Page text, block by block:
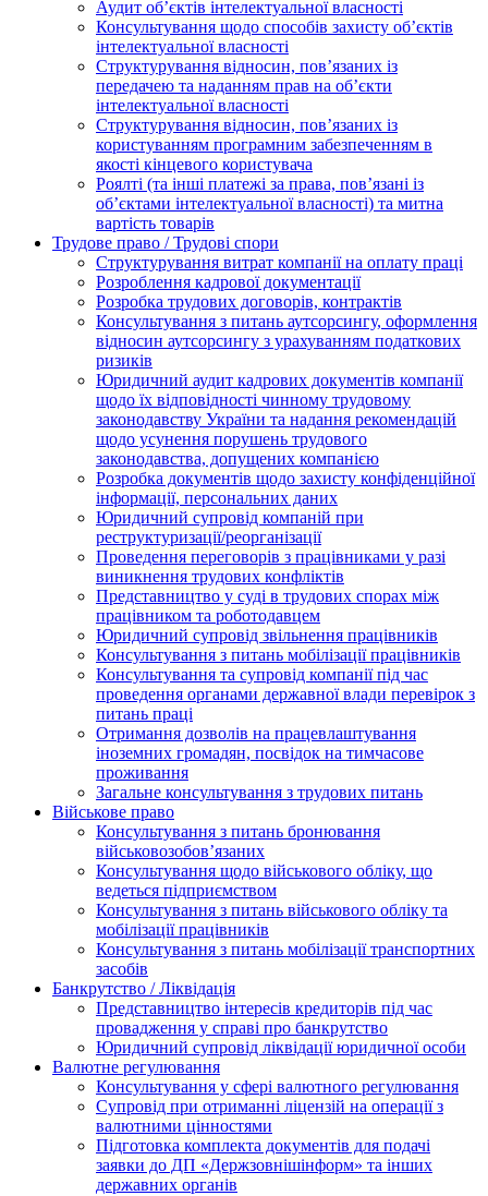
Аудит об’єктів інтелектуальної власності
Консультування щодо способів захисту об’єктів
інтелектуальної власності
Структурування відносин, пов’язаних із
передачею та наданням прав на об’єкти
інтелектуальної власності
Структурування відносин, пов’язаних із
користуванням програмним забезпеченням в
якості кінцевого користувача
Роялті (та інші платежі за права, пов’язані із
об’єктами інтелектуальної власності) та митна
вартість товарів
Трудове право / Трудові спори
Cтруктурування витрат компанії на оплату праці
Розроблення кадрової документації
Розробка трудових договорів, контрактів
Консультування з питань аутсорсингу, оформлення
відносин аутсорсингу з урахуванням податкових
ризиків
Юридичний аудит кадрових документів компанії
щодо їх відповідності чинному трудовому
законодавству України та надання рекомендацій
щодо усунення порушень трудового
законодавства, допущених компанією
Розробка документів щодо захисту конфіденційної
інформації, персональних даних
Юридичний супровід компаній при
реструктуризації/реорганізації
Проведення переговорів з працівниками у разі
виникнення трудових конфліктів
Представництво у суді в трудових спорах між
працівником та роботодавцем
Юридичний супровід звільнення працівників
Консультування з питань мобілізації працівників
Консультування та супровід компанії під час
проведення органами державної влади перевірок з
питань праці
Отримання дозволів на працевлаштування
іноземних громадян, посвідок на тимчасове
проживання
Загальне консультування з трудових питань
Військове право
Консультування з питань бронювання
військовозобов’язаних
Консультування щодо військового обліку, що
ведеться підприємством
Консультування з питань військового обліку та
мобілізації працівників
Консультування з питань мобілізації транспортних
засобів
Банкрутство / Ліквідація
Представництво інтересів кредиторів під час
провадження у справі про банкрутство
Юридичний супровід ліквідації юридичної особи
Валютне регулювання
Консультування у сфері валютного регулювання
Супровід при отриманні ліцензій на операції з
валютними цінностями
Підготовка комплекта документів для подачі
заявки до ДП «Держзовнішінформ» та інших
державних органів